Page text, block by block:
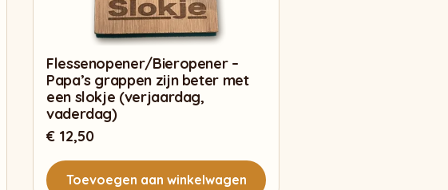
Flessenopener/Bieropener –
Papa’s grappen zijn beter met
een slokje (verjaardag,
vaderdag)
€ 12,50
Toevoegen aan winkelwagen